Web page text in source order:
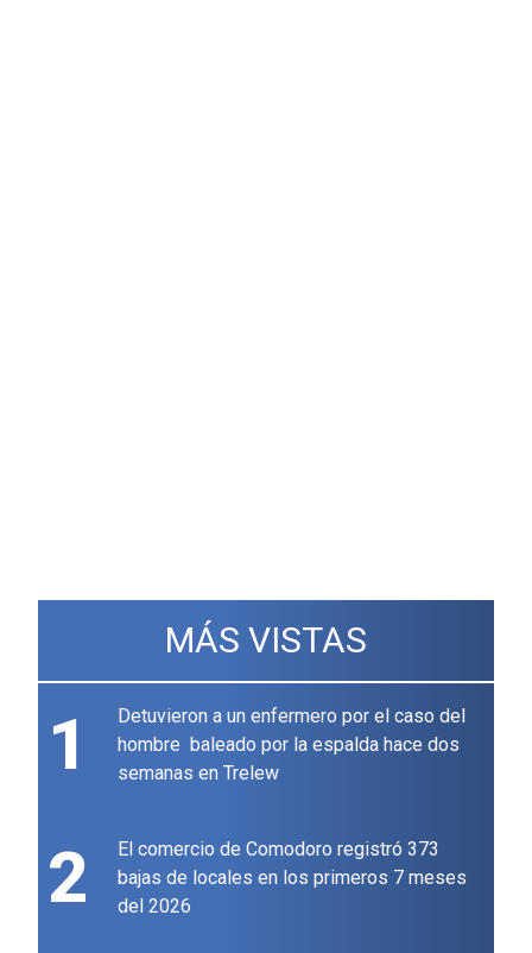
MÁS VISTAS
1
Detuvieron a un enfermero por el caso del
hombre baleado por la espalda hace dos
semanas en Trelew
2
El comercio de Comodoro registró 373
bajas de locales en los primeros 7 meses
del 2026